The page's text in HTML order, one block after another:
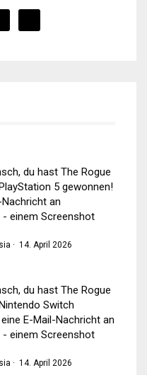
du hast The Rogue
5 gewonnen!
an
einem Screenshot
· 14. April 2026
du hast The Rogue
Switch
E-Mail-Nachricht an
einem Screenshot
· 14. April 2026